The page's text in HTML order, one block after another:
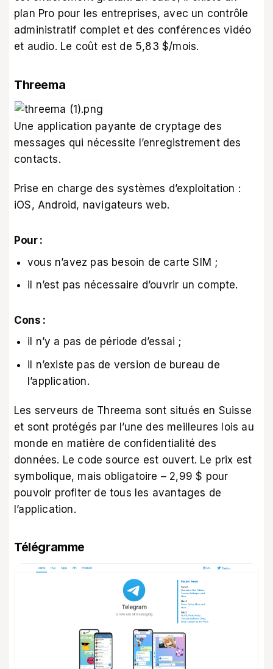
plan Pro pour les entreprises, avec un contrôle
administratif complet et des conférences vidéo
et audio. Le coût est de 5,83 $/mois.
Threema
Une application payante de cryptage des
messages qui nécessite l’enregistrement des
contacts.
Prise en charge des systèmes d’exploitation :
iOS, Android, navigateurs web.
Pour :
vous n’avez pas besoin de carte SIM ;
il n’est pas nécessaire d’ouvrir un compte.
Cons :
il n’y a pas de période d’essai ;
il n’existe pas de version de bureau de
l’application.
Les serveurs de Threema sont situés en Suisse
et sont protégés par l’une des meilleures lois au
monde en matière de confidentialité des
données. Le code source est ouvert. Le prix est
symbolique, mais obligatoire – 2,99 $ pour
pouvoir profiter de tous les avantages de
l’application.
Télégramme